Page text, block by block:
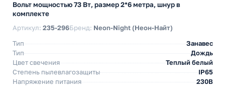
Вольт мощностью 73 Вт, размер 2*6 метра, шнур в
комплекте
Артикул: 235-296Бренд: Neon-Night (Неон-Найт)
Тип
Занавес
Тип
Дождь
Цвет свечения
Теплый белый
Степень пылевлагозащиты
IP65
Напряжение питания
230В